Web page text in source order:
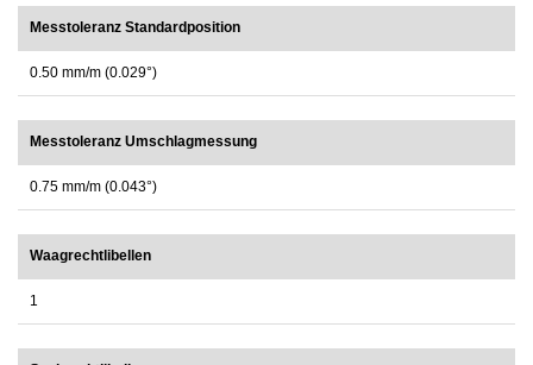
Messtoleranz Standardposition
0.50 mm/m (0.029°)
Messtoleranz Umschlagmessung
0.75 mm/m (0.043°)
Waagrechtlibellen
1